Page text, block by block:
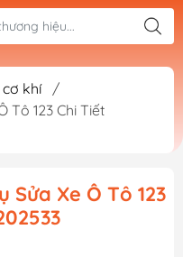
khí
/
Tô 123 Chi Tiết
Xe Ô Tô 123